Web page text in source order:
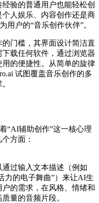
验的普通用户也能轻松创
人娱乐、内容创作还是商
用户的“音乐创作伙伴”。
门槛，其界面设计简洁直
载任何软件，通过浏览器
的便捷性。从简单的旋律
试图覆盖音乐创作的多
“AI辅助创作”这一核心理
方面：
过输入文本描述（例如
力的电子舞曲”）来让AI生
的需求，在风格、情绪和
量的音频片段。